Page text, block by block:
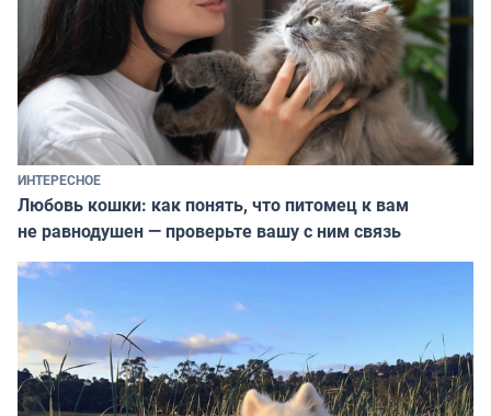
ИНТЕРЕСНОЕ
Любовь кошки: как понять, что питомец к вам
не равнодушен — проверьте вашу с ним связь